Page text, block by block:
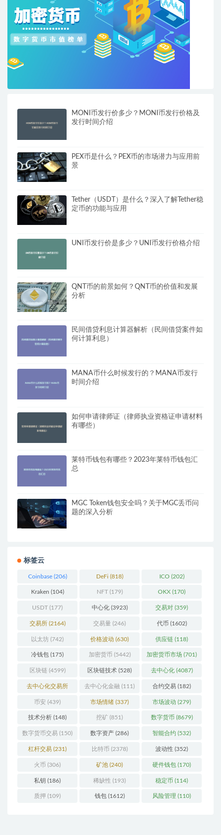
MONI币发行价多少？MONI币发行价格及
发行时间介绍
PEX币是什么？PEX币的市场潜力与应用前
景
Tether（USDT）是什么？深入了解Tether稳
定币的功能与应用
UNI币发行价是多少？UNI币发行价格介绍
QNT币的前景如何？QNT币的价值和发展
分析
民间借贷利息计算器解析（民间借贷案件如
何计算利息）
MANA币什么时候发行的？MANA币发行
时间介绍
如何申请律师证（律师执业资格证申请材料
有哪些）
莱特币钱包有哪些？2023年莱特币钱包汇
总
MGC Token钱包安全吗？关于MGC丢币问
题的深入分析
标签云
Coinbase(206) DeFi (818) ICO (202)
Kraken (104) NFT(179) OKX (170)
USDT (177) 中心化(3923) 交易对 (359)
交易所(2164) 交易量 (246) 代币 (1602)
以太坊 (742) 价格波动 (630) 供应链 (118)
冷钱包 (175) 加密货币 (5442) 加密货币市场 (701)
区块链(4599) 区块链技术 (528) 去中心化(4087)
去中心化交易所
(197)
去中心化金融 (111) 合约交易 (182)
币安 (439) 市场情绪 (337) 市场波动 (279)
技术分析 (148) 挖矿 (851) 数字货币 (8679)
数字货币交易 (150) 数字资产 (286) 智能合约 (532)
杠杆交易 (231) 比特币 (2378) 波动性 (352)
火币 (306) 矿池 (240) 硬件钱包 (170)
私钥 (186) 稀缺性 (193) 稳定币 (114)
质押 (109) 钱包(1612) 风险管理 (110)